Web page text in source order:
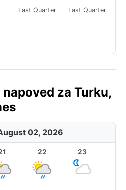
Last Quarter Last Quarter
za Turku,
02, 2026
22 23